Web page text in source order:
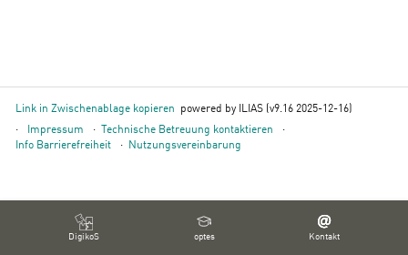
DigikoS optes Kontakt
Link in Zwischenablage kopieren
powered by ILIAS (v9.16 2025-12-16)
Impressum
Technische Betreuung kontaktieren
Info Barrierefreiheit
Nutzungsvereinbarung